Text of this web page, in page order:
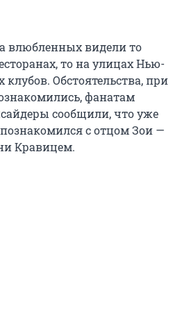
влюбленных видели то
то на улицах Нью-
Обстоятельства, при
фанатам
сообщили, что уже
с отцом Зои —
Кравицем.